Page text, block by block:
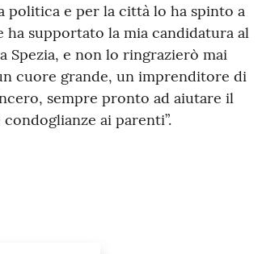
politica e per la città lo ha spinto a
supportato la mia candidatura al
Spezia, e non lo ringrazierò mai
cuore grande, un imprenditore di
sempre pronto ad aiutare il
ai parenti”.